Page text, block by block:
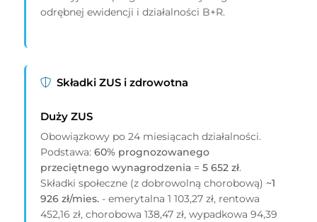
odrębnej ewidencji i działalności B+R.
Składki ZUS i zdrowotna
Duży ZUS
Obowiązkowy po 24 miesiącach działalności.
Podstawa:60% prognozowanego
przeciętnego wynagrodzenia =5 652 zł.
Składki społeczne (z dobrowolną chorobową) ~1
926 zł/mies. - emerytalna 1 103,27 zł, rentowa
452,16 zł, chorobowa 138,47 zł, wypadkowa 94,39